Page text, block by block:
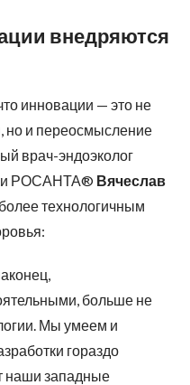
внедряются
инновации — это не
но и переосмысление
врач-эндоэколог
РОСАНТА® Вячеслав
технологичным
больше не
Мы умеем и
гораздо
наши западные